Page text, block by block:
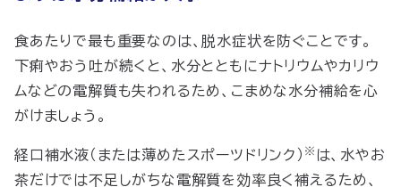
食あたりで最も重要なのは、脱水症状を防ぐことです。
下痢やおう吐が続くと、水分とともにナトリウムやカリウ
ムなどの電解質も失われるため、こまめな水分補給を心
がけましょう。
経口補水液（または薄めたスポーツドリンク） ※ は、水やお
茶だけでは不足しがちな電解質を効率良く補えるため、